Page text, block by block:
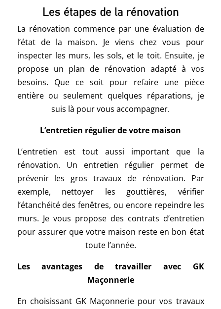
Les étapes de la rénovation
La rénovation commence par une évaluation de
l’état de la maison. Je viens chez vous pour
inspecter les murs, les sols, et le toit. Ensuite, je
propose un plan de rénovation adapté à vos
besoins. Que ce soit pour refaire une pièce
entière ou seulement quelques réparations, je
suis là pour vous accompagner.
L’entretien régulier de votre maison
L’entretien est tout aussi important que la
rénovation. Un entretien régulier permet de
prévenir les gros travaux de rénovation. Par
exemple, nettoyer les gouttières, vérifier
l’étanchéité des fenêtres, ou encore repeindre les
murs. Je vous propose des contrats d’entretien
pour assurer que votre maison reste en bon état
toute l’année.
Les avantages de travailler avec GK
Maçonnerie
En choisissant GK Maçonnerie pour vos travaux